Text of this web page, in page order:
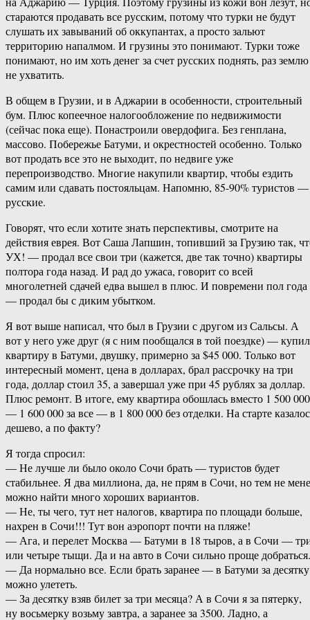
стараются продавать все русским, потому что турки не будут
слушать их завываний об оккупантах, а просто зальют
территорию напалмом. И грузины это понимают. Турки тоже
понимают, но им хоть денег за счет русских поднять, раз землю
не ухватить.
В общем в Грузии, и в Аджарии в особенности, строительный
бум. Плюс копеечное налогообложение по недвижимости
(сейчас пока еще). Понастроили овердофига. Без генплана,
массово. Побережье Батуми, и окрестностей особенно. Только
вот продать все это не выходит, по недвиге уже
перепроизводство. Многие накупили квартир, чтобы ездить
самим или сдавать постояльцам. Напомню, 85-90% туристов —
русские.
Говорят, что если хотите знать перспективы, смотрите на
действия еврея. Вот Саша Лапшин, топивший за Грузию так,
УХ! — продал все свои три (кажется, две так точно) квартиры
полтора года назад. И рад до ужаса, говорит со всей
многолетней сдачей едва вышел в плюс. И повремени пол года
— продал бы с диким убытком.
Я вот выше написал, что был в Грузии с другом из Сальсы. А
вот у него уже друг (я с ним пообщался в той поездке) — купил
квартиру в Батуми, двушку, примерно за $45 000. Только вот
интересный момент, цена в долларах, брал рассрочку на три
года, доллар стоил 35, а завершал уже при 45 рублях за доллар.
Плюс ремонт. В итоге, ему квартира обошлась вместо 1 500 000
— 1 600 000 за все — в 1 800 000 без отделки. На старте
дешево, а по факту?
Я тогда спросил:
— Не лучше ли было около Сочи брать — туристов будет
стабильнее. Я два миллиона, да, не прям в Сочи, но тем не
можно найти много хороших вариантов.
— Не, ты чего, тут нет налогов, квартира по площади больше,
нахрен в Сочи!!! Тут вон аэропорт почти на пляже!
— Ага, и перелет Москва — Батуми в 18 тыров, а в Сочи —
или четыре тыщи. Да и на авто в Сочи сильно проще добраться.
— Да нормально все. Если брать заранее — в Батуми за десятку
можно улететь.
— За десятку взяв билет за три месяца? А в Сочи я за пятерку,
ну восьмерку возьму завтра, а заранее за 3500. Ладно, а